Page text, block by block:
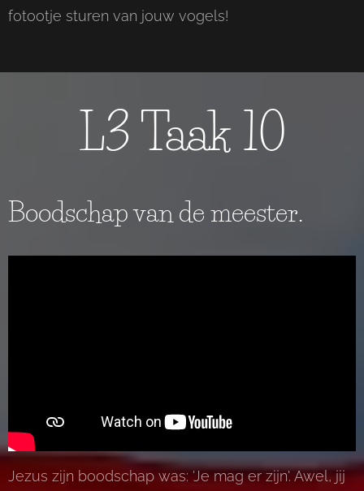
fotootje sturen van jouw vogels!
L3 Taak 10
Boodschap van de meester.
Jezus zijn boodschap was: 'Je mag er zijn'. Awel, jij